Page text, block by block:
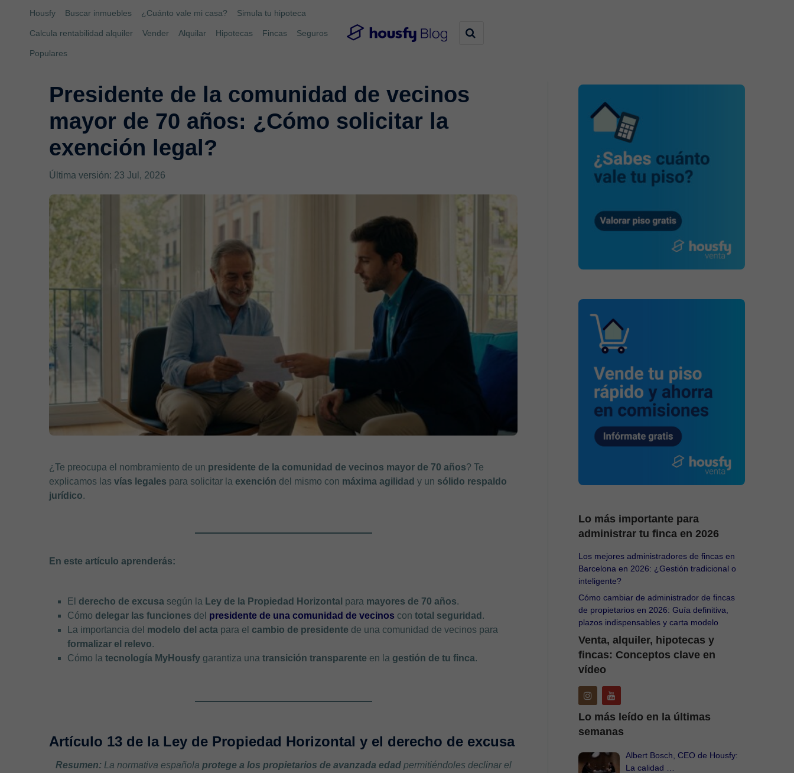
Housfy Buscar inmuebles ¿Cuánto vale mi casa? Simula tu hipoteca
Calcula rentabilidad alquiler Vender Alquilar Hipotecas Fincas Seguros
Populares
Presidente de la comunidad de vecinos
mayor de 70 años: ¿Cómo solicitar la
exención legal?
Última versión: 23 Jul, 2026
¿Te preocupa el nombramiento de un presidente de la comunidad de vecinos mayor de 70 años? Te
explicamos lasvías legales para solicitar la exención del mismo con máxima agilidad y un sólido respaldo
jurídico.
En este artículo aprenderás:
El derecho de excusasegún la Ley de la Propiedad Horizontal para mayores de 70 años.
Cómo delegar las funciones del presidente de una comunidad de vecinos con total seguridad .
La importancia del modelo del actapara el cambio de presidente de una comunidad de vecinos para
formalizar el relevo.
Cómo la tecnología MyHousfygarantiza una transición transparente en la gestión de tu finca.
Artículo 13 de la Ley de Propiedad Horizontal y el derecho de excusa
Resumen:La normativa española protege a los propietarios de avanzada edadpermitiéndoles declinar el
Lo más importante para
administrar tu finca en 2026
Los mejores administradores de fincas en
Barcelona en 2026: ¿Gestión tradicional o
inteligente?
Cómo cambiar de administrador de fincas
de propietarios en 2026: Guía definitiva,
plazos indispensables y carta modelo
Venta, alquiler, hipotecas y
fincas: Conceptos clave en
vídeo
Lo más leído en la últimas
semanas
Albert Bosch, CEO de Housfy:
La calidad …